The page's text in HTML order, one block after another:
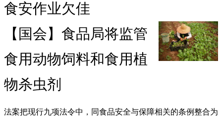
食安作业欠佳
【国会】食品局将监管
食用动物饲料和食用植
物杀虫剂
法案把现行九项法令中，同食品安全与保障相关的条例整合为